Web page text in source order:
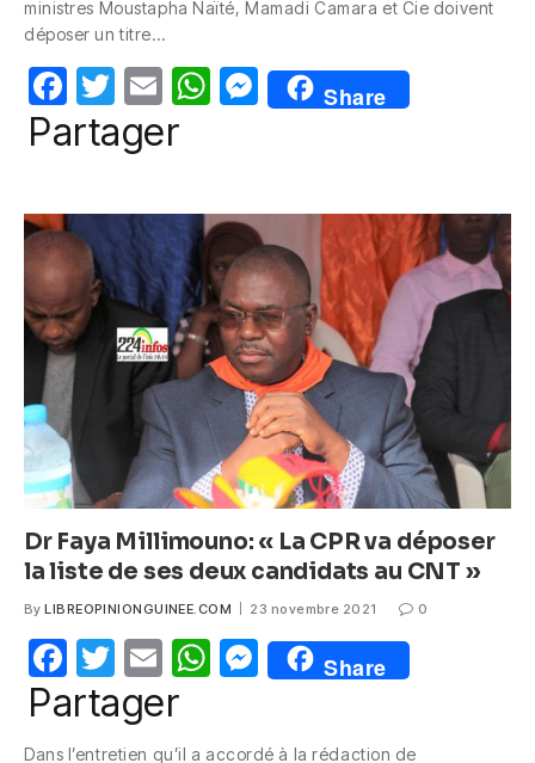
b
o
o
k
p
p
g
er
ministres Moustapha Naïté, Mamadi Camara et Cie doivent
déposer un titre…
F
a
b
o
o
k
T
w
itt
E
m
W
A
p
p
M
e
n
g
er
Share
Partager
Dr Faya Millimouno: « La CPR va déposer
la liste de ses deux candidats au CNT »
By LIBREOPINIONGUINEE.COM 23 novembre 2021 0
F
a
T
w
itt
E
m
W M
e
Share
Partager
Dans l’entretien qu’il a accordé à la rédaction de